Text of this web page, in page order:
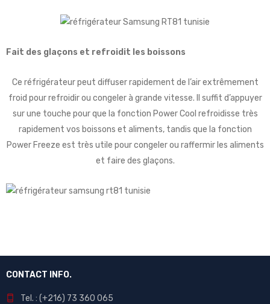
Fait des glaçons et refroidit les boissons
Ce réfrigérateur peut diffuser rapidement de l’air extrêmement
froid pour refroidir ou congeler à grande vitesse. Il suffit d’appuyer
sur une touche pour que la fonction Power Cool refroidisse très
rapidement vos boissons et aliments, tandis que la fonction
Power Freeze est très utile pour congeler ou raffermir les aliments
et faire des glaçons.
CONTACT INFO.
Tel. : (+216) 73 360 065